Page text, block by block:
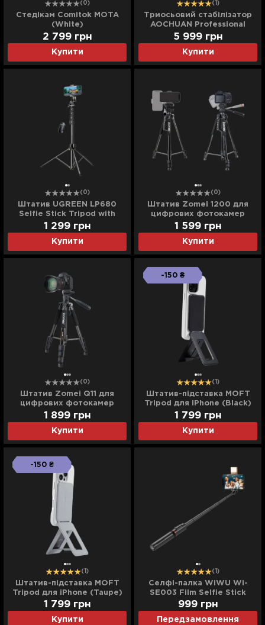
(0)
Стедікам Comitok MOTA
(White)
Купити
2 799 грн
(1)
Триосьовий стабілізатор
AOCHUAN Professional
Gimbal Stabilizer SMART S2
(Black)
Купити
5 999 грн
(0)
Штатив UGREEN LP680
Selfie Stick Tripod with
Bluetooth Remote (Black)
(15609)
Купити
1 299 грн
(0)
Штатив Zomei 1200 для
цифрових фотокамер
Купити
1 599 грн
(0)
Штатив Zomei Q11 для
цифрових фотокамер
Купити
1 899 грн
-150 ₴
(1)
Штатив-підставка MOFT
Tripod для iPhone (Black)
Купити
1 799 грн
-150 ₴
(1)
Штатив-підставка MOFT
Tripod для iPhone (Taupe)
Купити
1 799 грн
(1)
Селфі-палка WiWU Wi-
SE003 Film Selfie Stick
(Black)
Передзамовлення
999 грн